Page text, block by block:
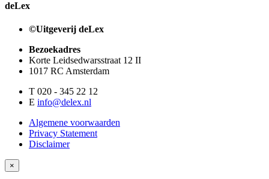
deLex
©Uitgeverij deLex
Bezoekadres
Korte Leidsedwarsstraat 12 II
1017 RC Amsterdam
T 020 - 345 22 12
E info@delex.nl
Algemene voorwaarden
Privacy Statement
Disclaimer
×